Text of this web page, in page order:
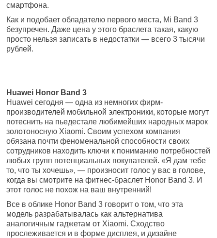
смартфона.
Как и подобает обладателю первого места, Mi Band 3
безупречен. Даже цена у этого браслета такая, какую
просто нельзя записать в недостатки — всего 3 тысячи
рублей.
Huawei Honor Band 3
Huawei сегодня — одна из немногих фирм-
производителей мобильной электроники, которые могут
потеснить на пьедестале любимейших народных марок
золотоносную Xiaomi. Своим успехом компания
обязана почти феноменальной способности своих
сотрудников находить ключи к пониманию потребностей
любых групп потенциальных покупателей. «Я дам тебе
то, что ты хочешь», — произносит голос у вас в голове,
когда вы смотрите на фитнес-браслет Honor Band 3. И
этот голос не похож на ваш внутренний!
Все в облике Honor Band 3 говорит о том, что эта
модель разрабатывалась как альтернатива
аналогичным гаджетам от Xiaomi. Сходство
прослеживается и в форме дисплея, и дизайне